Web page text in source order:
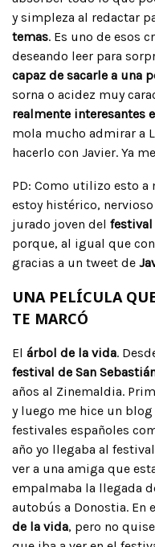
y simpleza al redactar
temas. Es uno de esos
deseando leer para
capaz de sacarle a una
sorna o acidez muy
realmente interesantes
mola mucho admirar a
hacerlo con Javier. Ya
PD: Como utilizo esto
estoy histérico,
jurado joven del festival
porque, al igual que
gracias a un tweet de
UNA PELÍCULA
TE MARCÓ
El árbol de la vida.
festival de San
años al Zinemaldia.
y luego me hice un
festivales españoles
año yo llegaba al
ver a una amiga que
empalmaba la llegada
autobús a Donostia. En
de la vida, pero no